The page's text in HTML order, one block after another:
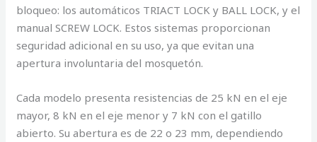
bloqueo: los automáticos TRIACT LOCK y BALL LOCK, y el
manual SCREW LOCK. Estos sistemas proporcionan
seguridad adicional en su uso, ya que evitan una
apertura involuntaria del mosquetón.
Cada modelo presenta resistencias de 25 kN en el eje
mayor, 8 kN en el eje menor y 7 kN con el gatillo
abierto. Su abertura es de 22 o 23 mm, dependiendo